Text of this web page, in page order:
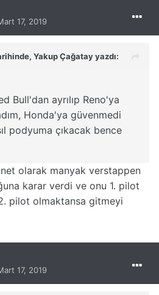
17, 2019
Yakup Çağatayyazdı:
Bull'dan ayrılıp Reno'ya
Honda'ya güvenmedi
podyuma çıkacak bence
olarak manyak verstappen
karar verdi ve onu 1. pilot
pilot olmaktansa gitmeyi
17, 2019